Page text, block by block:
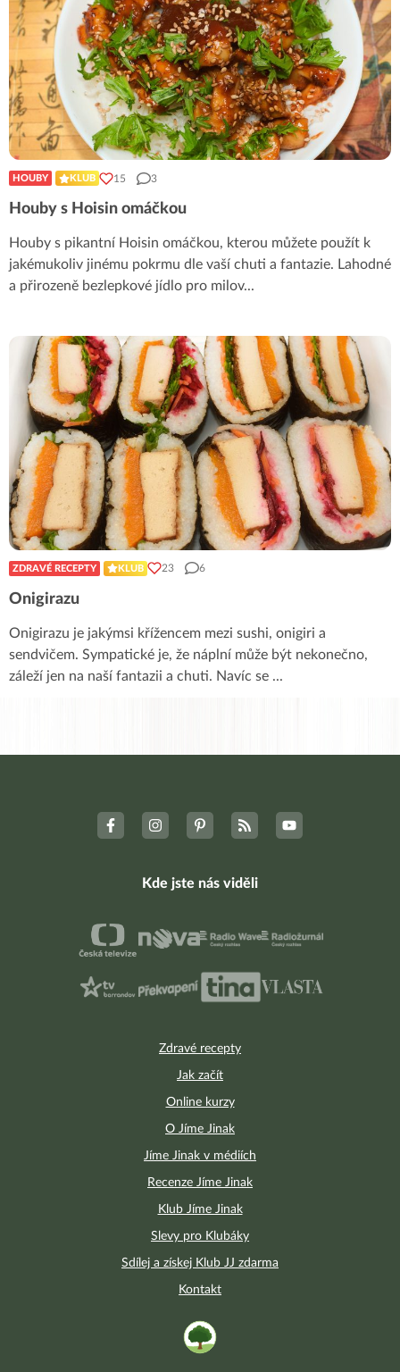
HOUBY KLUB 15 3
Houby s Hoisin omáčkou
Houby s pikantní Hoisin omáčkou, kterou můžete použít k
jakémukoliv jinému pokrmu dle vaší chuti a fantazie. Lahodné
a přirozeně bezlepkové jídlo pro milov...
ZDRAVÉ RECEPTY KLUB 23 6
Onigirazu
Onigirazu je jakýmsi křížencem mezi sushi, onigiri a
sendvičem. Sympatické je, že náplní může být nekonečno,
záleží jen na naší fantazii a chuti. Navíc se ...
Zdravé recepty
Jak začít
Online kurzy
O Jíme Jinak
Jíme Jinak v médiích
Recenze Jíme Jinak
Klub Jíme Jinak
Slevy pro Klubáky
Sdílej a získej Klub JJ zdarma
Kontakt
Kde jste nás viděli